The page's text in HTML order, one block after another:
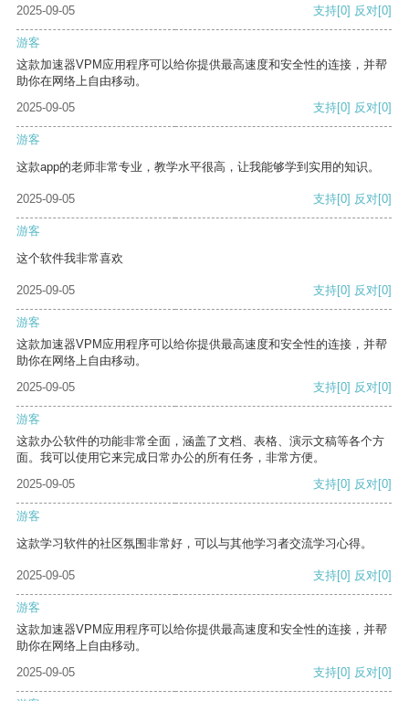
2025-09-05
支持[0] 反对[0]
游客
这款加速器VPM应用程序可以给你提供最高速度和安全性的连接，并帮
助你在网络上自由移动。
2025-09-05
支持[0] 反对[0]
游客
这款app的老师非常专业，教学水平很高，让我能够学到实用的知识。
2025-09-05 支持[0] 反对[0]
游客
这个软件我非常喜欢
2025-09-05 支持[0] 反对[0]
游客
这款加速器VPM应用程序可以给你提供最高速度和安全性的连接，并帮
助你在网络上自由移动。
2025-09-05
支持[0] 反对[0]
游客
这款办公软件的功能非常全面，涵盖了文档、表格、演示文稿等各个方
面。我可以使用它来完成日常办公的所有任务，非常方便。
2025-09-05
支持[0] 反对[0]
游客
这款学习软件的社区氛围非常好，可以与其他学习者交流学习心得。
2025-09-05 支持[0] 反对[0]
游客
这款加速器VPM应用程序可以给你提供最高速度和安全性的连接，并帮
助你在网络上自由移动。
2025-09-05
支持[0] 反对[0]